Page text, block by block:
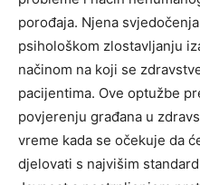
porođaja. Njena
psihološkom zlostavljanju
načinom na koji se
pacijentima. Ove optužbe
povjerenju građana u
vreme kada se očekuje da
djelovati s najvišim